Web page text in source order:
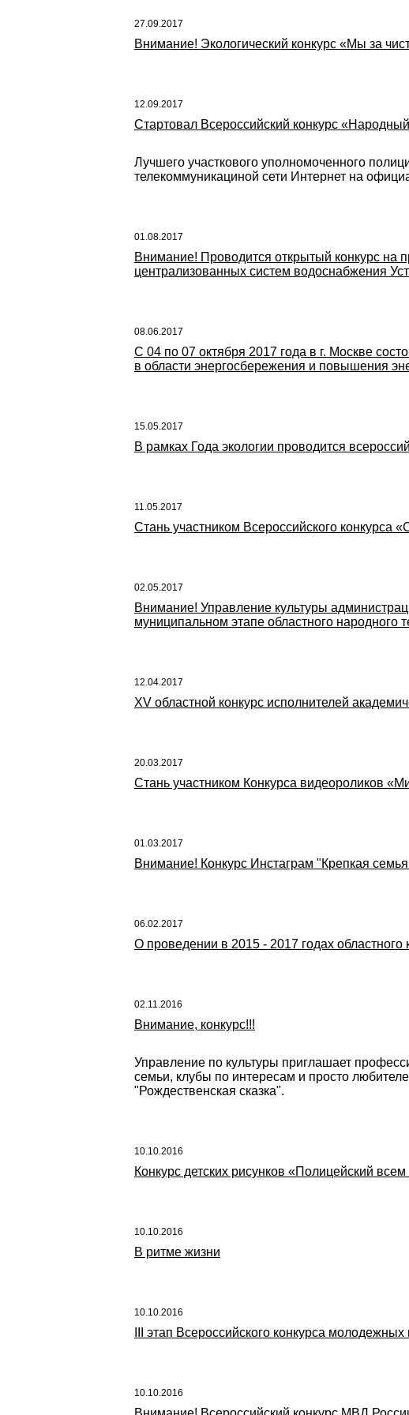
27.09.2017
Внимание! Экологический конкурс «Мы за
12.09.2017
Стартовал Всероссийский конкурс
Лучшего участкового уполномоченного
телекоммуникациной сети Интернет на
01.08.2017
Внимание! Проводится открытый конкурс на
централизованных систем водоснабжения
08.06.2017
С 04 по 07 октября 2017 года в г. Москве
в области энергосбережения и повышения
15.05.2017
В рамках Года экологии проводится
11.05.2017
Стань участником Всероссийского конкурса
02.05.2017
Внимание! Управление культуры
муниципальном этапе областного народного
12.04.2017
XV областной конкурс исполнителей
20.03.2017
Стань участником Конкурса видеороликов
01.03.2017
Внимание! Конкурс Инстаграм "Крепкая семья
06.02.2017
О проведении в 2015 - 2017 годах
02.11.2016
Внимание, конкурс!!!
Управление по культуры приглашает
семьи, клубы по интересам и просто
"Рождественская сказка".
10.10.2016
Конкурс детских рисунков «Полицейский
10.10.2016
В ритме жизни
10.10.2016
III этап Всероссийского конкурса молодежных
10.10.2016